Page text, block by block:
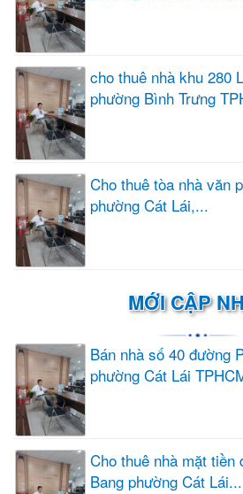
cho thuê nhà khu 280
phường Bình Trưng
Cho thuê tòa nhà văn
phường Cát Lái,...
MỚI CẬP
Bán nhà số 40 đường
phường Cát Lái
Cho thuê nhà mặt tiền
Bang phường Cát Lái...